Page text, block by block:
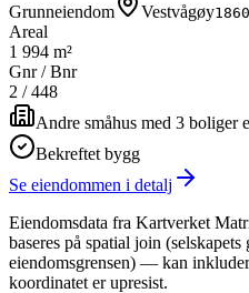
Grunneiendom
Vestvågøy
Areal
1 994 m²
Gnr / Bnr
2 /448
Andre småhus med 3 boliger
Bekreftet bygg
Se eiendommen i detalj
Eiendomsdata fra Kartverket
baseres på spatial join
eiendomsgrensen) — kan
koordinatet er upresist.